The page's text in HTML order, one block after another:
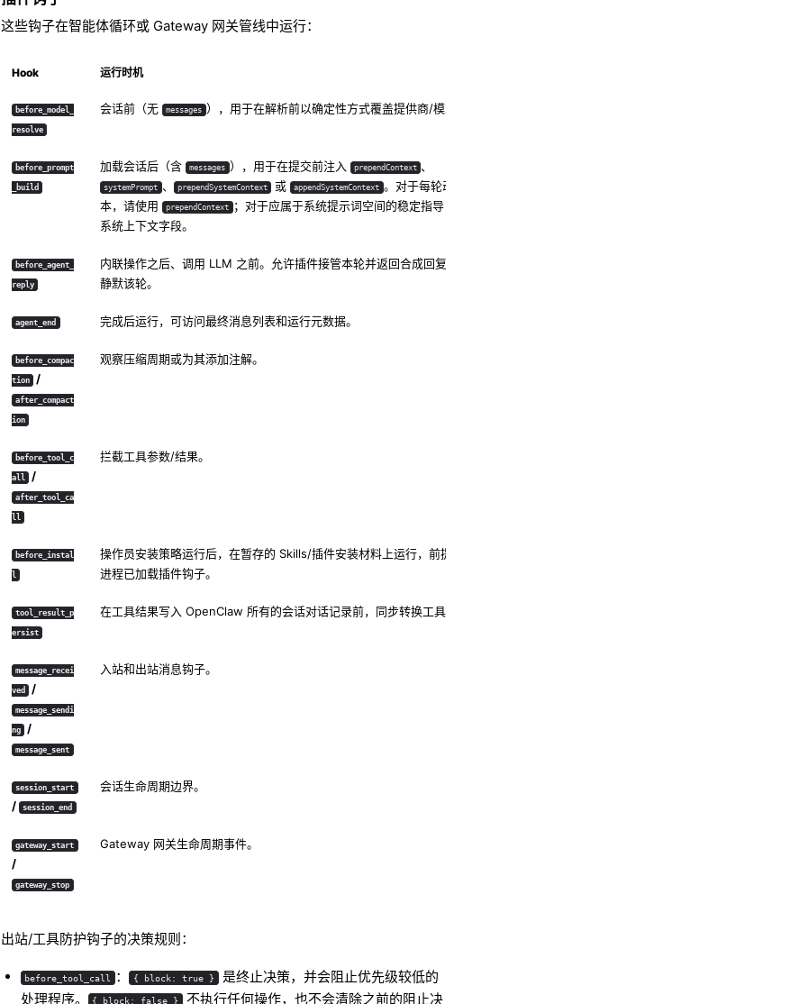
这些钩子在智能体循环或 Gateway 网关管线中运行：
Hook 运行时机
before_model_
resolve
会话前（无 messages ），用于在解析前以确定性方式覆盖提供商/模型。
before_prompt
_build
加载会话后（含 messages ），用于在提交前注入 prependContext 、
systemPrompt 、 prependSystemContext 或 appendSystemContext 。对于每轮动态文
本，请使用
prependContext ；对于应属于系统提示词空间的稳定指导，请使用
系统上下文字段。
before_agent_
reply
内联操作之后、调用 LLM 之前。允许插件接管本轮并返回合成回复，或完全
静默该轮。
agent_end 完成后运行，可访问最终消息列表和运行元数据。
before_compac
tion /
after_compact
ion
观察压缩周期或为其添加注解。
before_tool_c
all /
after_tool_ca
ll
拦截工具参数/结果。
before_instal
l
操作员安装策略运行后，在暂存的 Skills/插件安装材料上运行，前提是当前
进程已加载插件钩子。
tool_result_p
ersist
在工具结果写入 OpenClaw 所有的会话对话记录前，同步转换工具结果。
message_recei
ved /
message_sendi
ng /
message_sent
入站和出站消息钩子。
session_start
/ session_end
会话生命周期边界。
gateway_start
/
gateway_stop
Gateway 网关生命周期事件。
出站/工具防护钩子的决策规则：
before_tool_call ： { block: true } 是终止决策，并会阻止优先级较低的
处理程序。
{ block: false } 不执行任何操作，也不会清除之前的阻止决